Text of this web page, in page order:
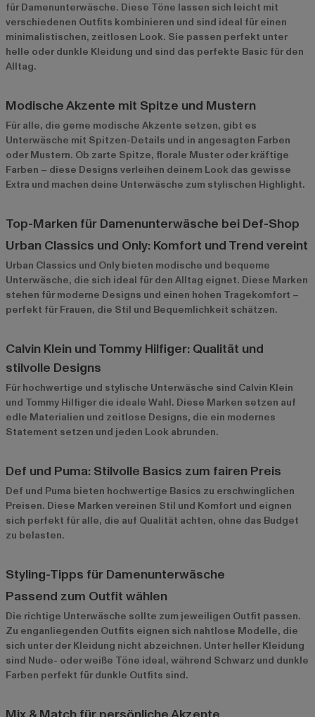
für Damenunterwäsche. Diese Töne lassen sich leicht mit
verschiedenen Outfits kombinieren und sind ideal für einen
minimalistischen, zeitlosen Look. Sie passen perfekt unter
helle oder dunkle Kleidung und sind das perfekte Basic für den
Alltag.
Modische Akzente mit Spitze und Mustern
Für alle, die gerne modische Akzente setzen, gibt es
Unterwäsche mit Spitzen-Details und in angesagten Farben
oder Mustern. Ob zarte Spitze, florale Muster oder kräftige
Farben – diese Designs verleihen deinem Look das gewisse
Extra und machen deine Unterwäsche zum stylischen Highlight.
Top-Marken für Damenunterwäsche bei Def-Shop
Urban Classics und Only: Komfort und Trend vereint
Urban Classics und Only bieten modische und bequeme
Unterwäsche, die sich ideal für den Alltag eignet. Diese Marken
stehen für moderne Designs und einen hohen Tragekomfort –
perfekt für Frauen, die Stil und Bequemlichkeit schätzen.
Calvin Klein und Tommy Hilfiger: Qualität und
stilvolle Designs
Für hochwertige und stylische Unterwäsche sind Calvin Klein
und Tommy Hilfiger die ideale Wahl. Diese Marken setzen auf
edle Materialien und zeitlose Designs, die ein modernes
Statement setzen und jeden Look abrunden.
Def und Puma: Stilvolle Basics zum fairen Preis
Def und Puma bieten hochwertige Basics zu erschwinglichen
Preisen. Diese Marken vereinen Stil und Komfort und eignen
sich perfekt für alle, die auf Qualität achten, ohne das Budget
zu belasten.
Styling-Tipps für Damenunterwäsche
Passend zum Outfit wählen
Die richtige Unterwäsche sollte zum jeweiligen Outfit passen.
Zu enganliegenden Outfits eignen sich nahtlose Modelle, die
sich unter der Kleidung nicht abzeichnen. Unter heller Kleidung
sind Nude- oder weiße Töne ideal, während Schwarz und dunkle
Farben perfekt für dunkle Outfits sind.